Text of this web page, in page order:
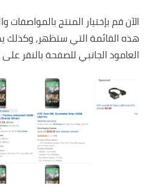
الآن قم بإختيار المنتج
هذه القائمة التي ستظهر،
العامود الجانبي للصفحة بالنقر